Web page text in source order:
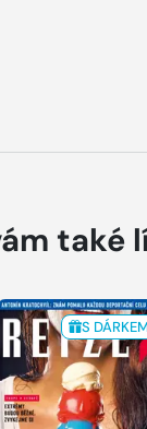
také
S